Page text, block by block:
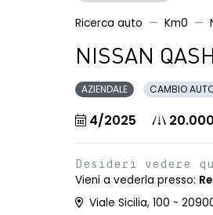
Ricerca auto Km0
NISSAN
AZIENDALE CAMBIO
4/2025
Desideri vedere
Vieni a vederla presso:
Viale Sicilia, 100 -